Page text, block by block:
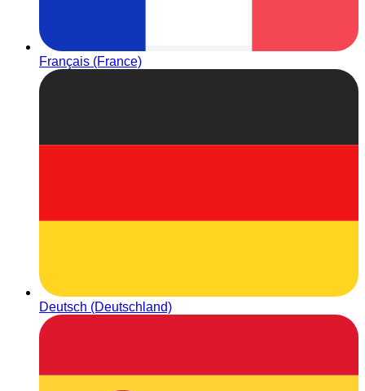
Français (France)
Deutsch (Deutschland)